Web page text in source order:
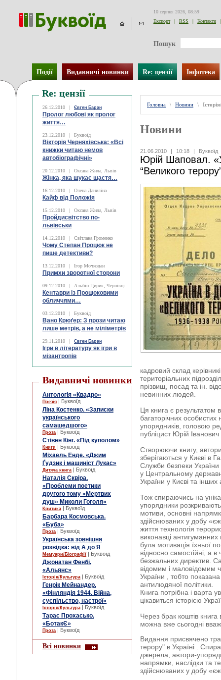
10 серпня 2026, 08:59
Експорт
| RSS | Контакти |
Пошук
Події Видавничі новинки Re: цензії Інфотека
Re: цензії
26.12.2010 | Євген Баран
Пролог любові як пролог
життя…
23.12.2010 | Буквоїд
Вікторія Черняхівська: «Всі
книжки читаю немов
автобіографічні»
20.12.2010 | Оксана Жила, Львів
Жінка, яка шукає щастя…
16.12.2010 | Олена Даниліна
Кайф від Положія
15.12.2010 | Оксана Жила, Львів
Пройдисвітство по-
львівськи
14.12.2010 | Світлана Громенко
Чому Степан Процюк не
пише детективи?
13.12.2010 | Ігор Мочкодан
Примхи зворотної сторони
09.12.2010 | Альбін Цирик, Чернівці
Кентаври із Процюковими
обличчями…
03.12.2010 | Буквоїд
Вано Крюґер: З прози читаю
лише метрів, а не міліметрів
29.11.2010 | Євген Баран
Ігри в літературу як ігри в
мізантропів
Видавничі новинки
Антологія «Квадро»
Поезія | Буквоїд
Ліна Костенко. «Записки
українського
самашедшого»
Проза | Буквоїд
Стівен Кінг. «Під куполом»
Книги | Буквоїд
Міхаель Енде. «Джим
Ґудзик і машиніст Лукас»
Дитяча книга | Буквоїд
Наталія Сквіра.
«Проблеми поетики
другого тому «Мертвих
душ» Миколи Гоголя»
Критика | Буквоїд
Барбара Космовська.
«Буба»
Проза | Буквоїд
Українська зовнішня
розвідка: від А до Я
Мемуари/Біографії | Буквоїд
Джонатан Фенбі.
«Альянс»
Історія/Культура | Буквоїд
Генрік Мейнандер.
«Фінляндія 1944. Війна,
суспільство, настрої»
Історія/Культура | Буквоїд
Тарас Прохасько.
«БотакЄ»
Проза | Буквоїд
Всі новинки
Головна \ Новини \
Новини
21.06.2010 | 10:18 | Буквоїд
Юрій Шаповал.
“Великого
кадровий склад
територіальних
прізвищ, посад та ін.
невинних людей.
Ця книга є результатом
багаторічних
упорядників, головою
публіцист Юрій
Створюючи книгу,
зберігаються у Києві в
Служби безпеки України
у Центральному
України у Києві та інших
Тож спираючись на
упорядники
мотиви, основні
здійснюваних у добу
життя технологія
виконавці
була мотивація їхньої
відносно самостійні, а
безжальних директив.
відомим і маловідомим
України , тобто
антилюдяної політики.
Книга потрібна і варта
цікавиться історією
Через брак коштів
можна вже сьогодні
Видання присвячено
терору" в Україні .
джерела, автори-
напрямки, наслідки та
здійснюваних у добу